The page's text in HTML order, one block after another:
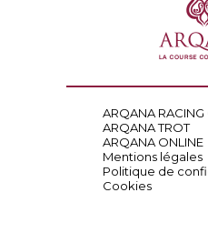
ARQANA RACING
ARQANA TROT
ARQANA ONLINE
Mentions légales
Politique de
Cookies